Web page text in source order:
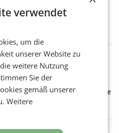
viel Gewinn
MAILAND/AMSTERDAM. Der
ProSiebenSat.1 hat im
Kostensenkungen operativ
gemacht und die
deutlich übertroffen.
für Zirkularität: ARA und
am POS über
August hinweg rücken die
Austria AG (ARA) und der
in allen österreichischen
verwendet
um die
unserer Website zu
weitere Nutzung
Sie der
gemäß unserer
Weitere